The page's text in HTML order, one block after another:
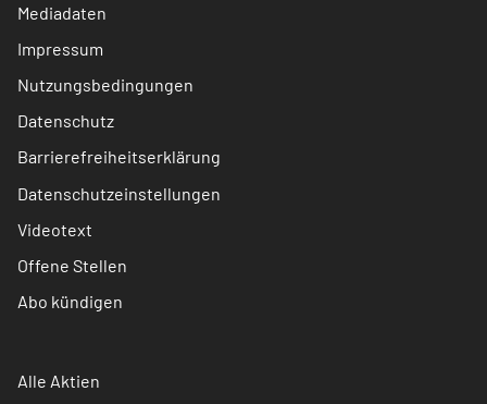
Mediadaten
Impressum
Nutzungsbedingungen
Datenschutz
Barrierefreiheitserklärung
Datenschutzeinstellungen
Videotext
Offene Stellen
Abo kündigen
Alle Aktien